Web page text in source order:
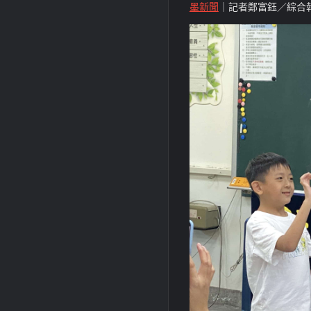
墨新聞 ｜記者鄭富鈺／綜合